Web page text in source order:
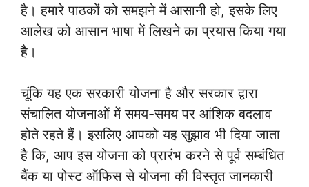
है। हमारे पाठकों को समझने में आसानी हो, इसके लिए
आलेख को आसान भाषा में लिखने का प्रयास किया गया
है।
चूंकि यह एक सरकारी योजना है और सरकार द्वारा
संचालित योजनाओं में समय-समय पर आंशिक बदलाव
होते रहते हैं। इसलिए आपको यह सुझाव भी दिया जाता
है कि, आप इस योजना को प्रारंभ करने से पूर्व सम्बंधित
बैंक या पोस्ट ऑफिस से योजना की विस्तृत जानकारी